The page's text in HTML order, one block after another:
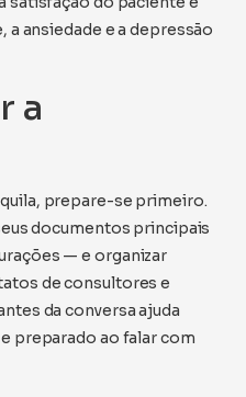
a ansiedade e a depressão
a
prepare-se primeiro.
documentos principais
— e organizar
de consultores e
da conversa ajuda
preparado ao falar com